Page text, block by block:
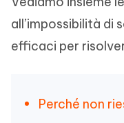
all’impossibilità di
efficaci per
Perché non